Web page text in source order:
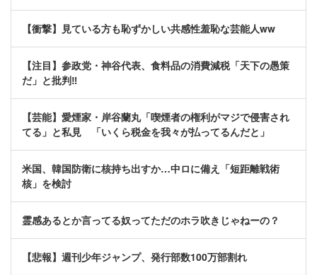
【衝撃】見ている方も恥ずかしい共感性羞恥な芸能人ww
【注目】参政党・神谷代表、食料品の消費減税「天下の愚策
だ」と批判‼
【芸能】愛煙家・岸谷蘭丸「喫煙者の権利がマジで侵害され
てる」と私見 「いくら税金を我々が払ってるんだと」
米国、韓国防衛に核持ち出すか…中ロに備え「短距離戦術
核」を検討
霊感あるとか言ってる奴ってただのホラ吹きじゃねーの？
【悲報】週刊少年ジャンプ、発行部数100万部割れ